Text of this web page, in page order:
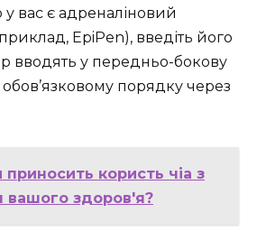
у вас є адреналіновий
EpiPen), введіть його
вводять у передньо-бокову
обов’язковому порядку через
приносить користь чіа з
вашого здоров'я?